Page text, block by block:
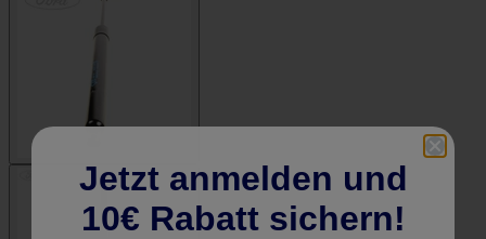
Jetzt anmelden und
10€ Rabatt sichern!